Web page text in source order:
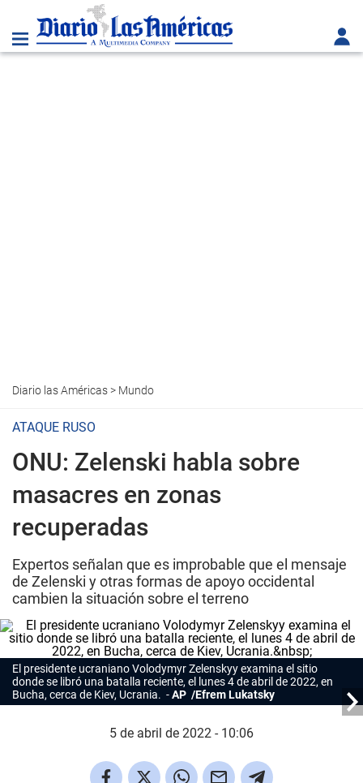
Diario las Américas> Mundo
ATAQUE RUSO
ONU: Zelenski habla sobre
masacres en zonas
recuperadas
Expertos señalan que es improbable que el mensaje
de Zelenski y otras formas de apoyo occidental
cambien la situación sobre el terreno
El presidente ucraniano Volodymyr Zelenskyy examina el sitio
donde se libró una batalla reciente, el lunes 4 de abril de 2022, en
Bucha, cerca de Kiev, Ucrania.
AP /Efrem Lukatsky
5 de abril de 2022 - 10:06